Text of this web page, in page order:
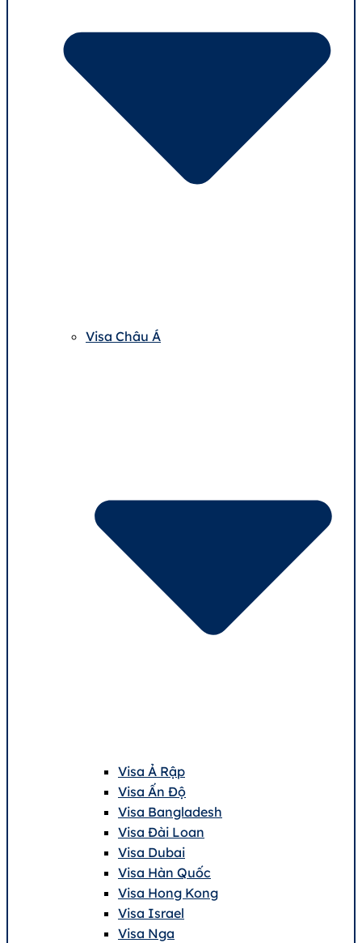
Visa Châu Á
Visa Ả Rập
Visa Ấn Độ
Visa Bangladesh
Visa Đài Loan
Visa Dubai
Visa Hàn Quốc
Visa Hong Kong
Visa Israel
Visa Nga